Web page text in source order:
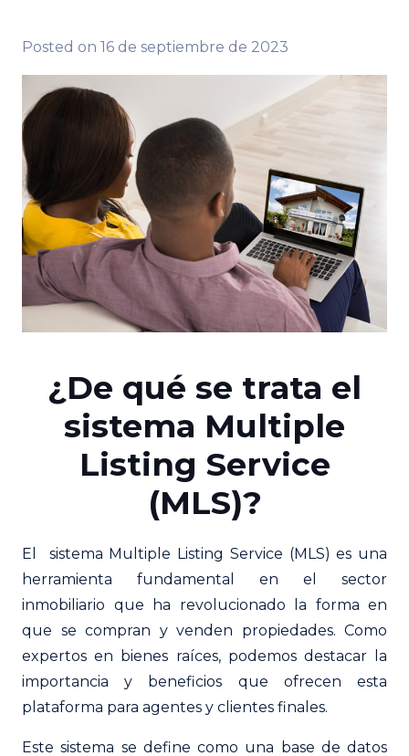
Posted on 16 de septiembre de 2023
¿De qué se trata el
sistema Multiple
Listing Service
(MLS)?
El sistema Multiple Listing Service (MLS) es una
herramienta fundamental en el sector
inmobiliario que ha revolucionado la forma en
que se compran y venden propiedades. Como
expertos en bienes raíces, podemos destacar la
importancia y beneficios que ofrecen esta
plataforma para agentes y clientes finales.
Este sistema se define como una base de datos